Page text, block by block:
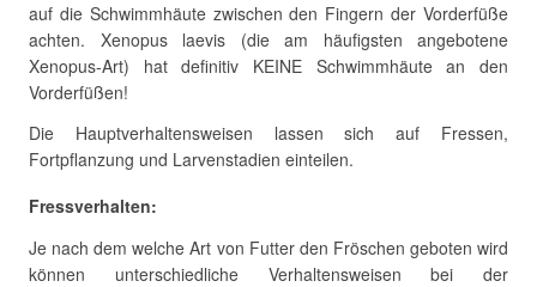
auf die Schwimmhäute zwischen den Fingern der Vorderfüße
achten. Xenopus laevis (die am häufigsten angebotene
Xenopus-Art) hat definitiv KEINE Schwimmhäute an den
Vorderfüßen!
Die Hauptverhaltensweisen lassen sich auf Fressen,
Fortpflanzung und Larvenstadien einteilen.
Fressverhalten:
Je nach dem welche Art von Futter den Fröschen geboten wird
können unterschiedliche Verhaltensweisen bei der